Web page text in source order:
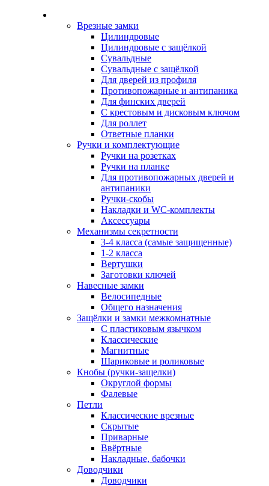
Врезные замки
Цилиндровые
Цилиндровые с защёлкой
Сувальдные
Сувальдные с защёлкой
Для дверей из профиля
Противопожарные и антипаника
Для финских дверей
С крестовым и дисковым ключом
Для роллет
Ответные планки
Ручки и комплектующие
Ручки на розетках
Ручки на планке
Для противопожарных дверей и
антипаники
Ручки-скобы
Накладки и WC-комплекты
Аксессуары
Механизмы секретности
3-4 класса (самые защищенные)
1-2 класса
Вертушки
Заготовки ключей
Навесные замки
Велосипедные
Общего назначения
Защёлки и замки межкомнатные
С пластиковым язычком
Классические
Магнитные
Шариковые и роликовые
Кнобы (ручки-защелки)
Округлой формы
Фалевые
Петли
Классические врезные
Скрытые
Приварные
Ввёртные
Накладные, бабочки
Доводчики
Доводчики